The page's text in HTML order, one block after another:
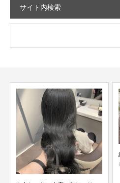
サイト内検索
縮毛矯正毛にデジパをして失敗
したチリチリ毛を髪質改...